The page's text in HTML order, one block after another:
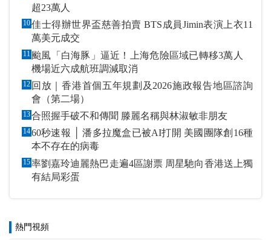
超23萬人
10佳士得辦世界盃慈善拍賣 BTS成員Jimin表演上衣11
萬美元成交
11 颱風「白海豚」逼近！上海危險區域已轉移3萬人
機場近六成航班調減取消
12 回放｜香港首個五年規劃及2026施政報告地區諮詢
會（第二場）
13 合照握手破不和傳聞 滕麗名稱與林淑敏非朋友
1460秒速報 │ 潘多拉魔盒已被AI打開 美國團隊創16種
本不存在的病毒
15率劉嘉玲迪麗熱巴走遍4區謝票 周星馳向香港送上獨
有結局彩蛋
熱門視頻